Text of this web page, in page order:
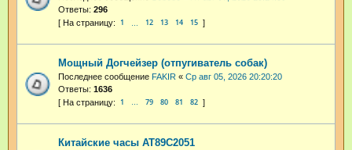
Ответы: 296
1 12 13 14 15
Мощный Догчейзер (отпугиватель собак)
Последнее сообщение FAKIR « Ср авг 05, 2026 20:20:20
Ответы: 1636
1 … 79 80 81 82
Китайские часы AT89C2051